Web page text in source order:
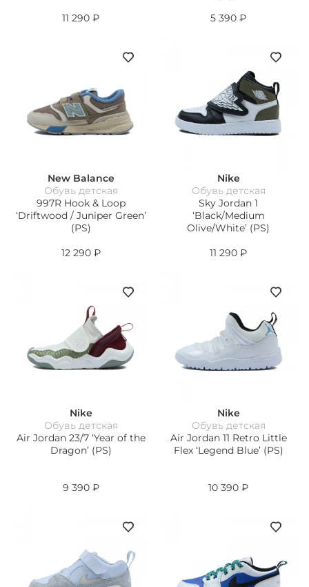
11 290 ₽
5 390 ₽
New Balance
Обувь детская
997R Hook & Loop
‘Driftwood / Juniper Green’
(PS)
12 290 ₽
Nike
Обувь детская
Sky Jordan 1
‘Black/Medium
Olive/White’ (PS)
11 290 ₽
Nike
Обувь детская
Air Jordan 23/7 ‘Year of the
Dragon’ (PS)
9 390 ₽
Nike
Обувь детская
Air Jordan 11 Retro Little
Flex ‘Legend Blue’ (PS)
10 390 ₽